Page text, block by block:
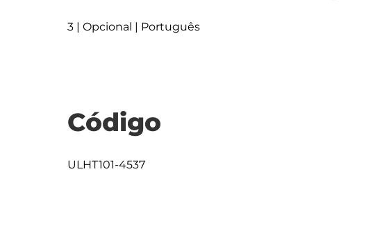
3 | Opcional | Português
Código
ULHT101-4537